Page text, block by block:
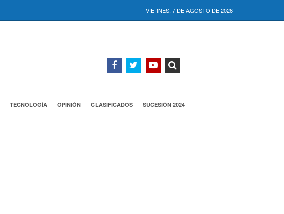
VIERNES, 7 DE AGOSTO DE 2026
TECNOLOGÍA OPINIÓN CLASIFICADOS SUCESIÓN 2024